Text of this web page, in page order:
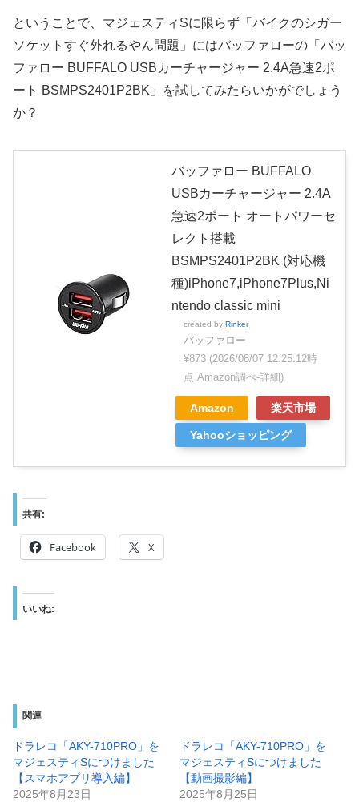
ということで、マジェスティSに限らず「バイクのシガー
ソケットすぐ外れるやん問題」にはバッファローの「バッ
ファロー BUFFALO USBカーチャージャー 2.4A急速2ポ
ート BSMPS2401P2BK」を試してみたらいかがでしょう
か？
バッファロー BUFFALO
USBカーチャージャー 2.4A
急速2ポート オートパワーセ
レクト搭載
BSMPS2401P2BK (対応機
種)iPhone7,iPhone7Plus,Ni
ntendo classic mini
created by Rinker
バッファロー
¥873 (2026/08/07 12:25:12時
点 Amazon調べ-詳細)
Amazon 楽天市場
Yahooショッピング
共有:
Facebook X
いいね:
関連
ドラレコ「AKY-710PRO」を
マジェスティSにつけました
【スマホアプリ導入編】
2025年8月23日
ドラレコ「AKY-710PRO」を
マジェスティSにつけました
【動画撮影編】
2025年8月25日